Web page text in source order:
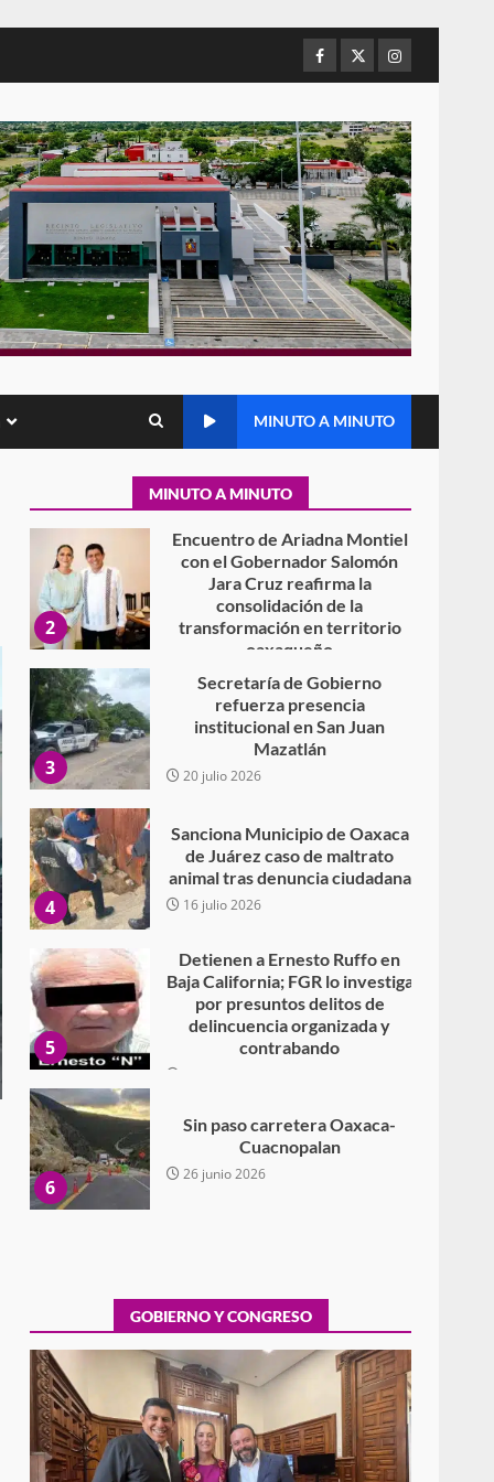
Facebook
TwitterInstagram
MINUTO A MINUTO
MINUTO A MINUTO
delincuencia organizada y
contrabando
6
Sin paso carretera Oaxaca-
Cuacnopalan
26 junio 2026
7
Ejecuta orden de aprehensión
por el delito de pederastia
cometido en la región del Istmo
de Tehuantepec
22 junio 2026
Ciudad Salud: justicia social
para Oaxaca
5 agosto 2026
2
Encuentro de Ariadna Montiel
con el Gobernador Salomón
Jara Cruz reafirma la
consolidación de la
transformación en territorio
oaxaqueño
30 julio 2026
3
Secretaría de Gobierno
refuerza presencia
institucional en San Juan
Mazatlán
20 julio 2026
4
Sanciona Municipio de Oaxaca
de Juárez caso de maltrato
animal tras denuncia ciudadana
16 julio 2026
5
Detienen a Ernesto Ruffo en
Baja California; FGR lo investiga
por presuntos delitos de
delincuencia organizada y
contrabando
6
Sin paso carretera Oaxaca-
Cuacnopalan
26 junio 2026
7
de Tehuantepec
22 junio 2026
1
Ciudad Salud: justicia social
para Oaxaca
5 agosto 2026
GOBIERNO Y CONGRESO